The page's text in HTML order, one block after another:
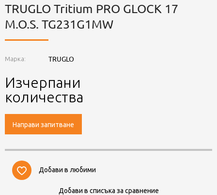
TRUGLO Tritium PRO GLOCK 17
M.O.S. TG231G1MW
Марка: TRUGLO
Изчерпани
количества
Направи запитване
Добави в любими
Добави в списъка за сравнение